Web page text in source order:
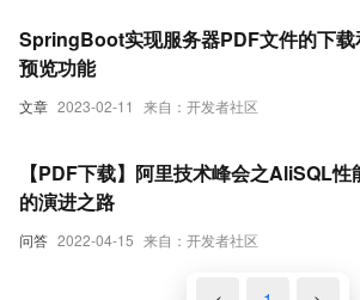
文章 2023-02-11 来自：开发者社区
SpringBoot实现服务器PDF文件的下载
预览功能
问答 2022-04-15 来自：开发者社区
【PDF下载】阿里技术峰会之AliSQL
的演进之路